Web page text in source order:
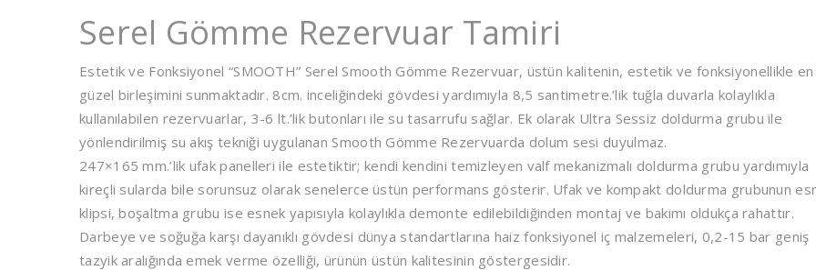
Serel Gömme Rezervuar Tamiri
Estetik ve Fonksiyonel “SMOOTH” Serel Smooth Gömme Rezervuar, üstün kalitenin, estetik ve fonksiyonellikle en
güzel birleşimini sunmaktadır. 8cm. inceliğindeki gövdesi yardımıyla 8,5 santimetre.’lik tuğla duvarla kolaylıkla
kullanılabilen rezervuarlar, 3-6 lt.’lik butonları ile su tasarrufu sağlar. Ek olarak Ultra Sessiz doldurma grubu ile
yönlendirilmiş su akış tekniği uygulanan Smooth Gömme Rezervuarda dolum sesi duyulmaz.
247×165 mm.’lik ufak panelleri ile estetiktir; kendi kendini temizleyen valf mekanizmalı doldurma grubu yardımıyla
kireçli sularda bile sorunsuz olarak senelerce üstün performans gösterir. Ufak ve kompakt doldurma grubunun
klipsi, boşaltma grubu ise esnek yapısıyla kolaylıkla demonte edilebildiğinden montaj ve bakımı oldukça rahattır.
Darbeye ve soğuğa karşı dayanıklı gövdesi dünya standartlarına haiz fonksiyonel iç malzemeleri, 0,2-15 bar geniş
tazyik aralığında emek verme özelliği, ürünün üstün kalitesinin göstergesidir.